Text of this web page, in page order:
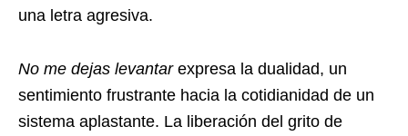
una letra agresiva.
No me dejas levantar expresa la dualidad, un
sentimiento frustrante hacia la cotidianidad de un
sistema aplastante. La liberación del grito de